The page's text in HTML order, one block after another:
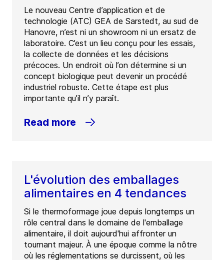
Le nouveau Centre d’application et de
technologie (ATC) GEA de Sarstedt, au sud de
Hanovre, n’est ni un showroom ni un ersatz de
laboratoire. C’est un lieu conçu pour les essais,
la collecte de données et les décisions
précoces. Un endroit où l’on détermine si un
concept biologique peut devenir un procédé
industriel robuste. Cette étape est plus
importante qu’il n’y paraît.
Read more
L'évolution des emballages
alimentaires en 4 tendances
Si le thermoformage joue depuis longtemps un
rôle central dans le domaine de l'emballage
alimentaire, il doit aujourd'hui affronter un
tournant majeur. À une époque comme la nôtre
où les réglementations se durcissent, où les